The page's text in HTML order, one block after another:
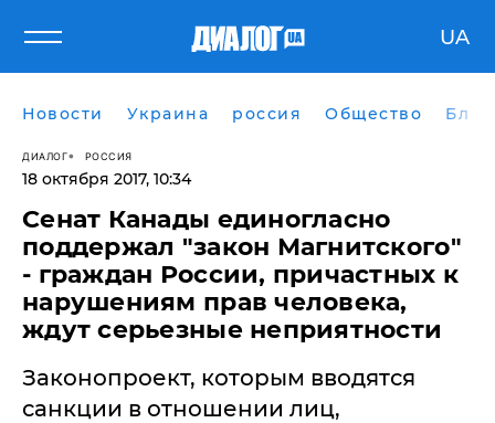
UA
Новости Украина россия Общество
ДИАЛОГ РОССИЯ
18 октября 2017, 10:34
Сенат Канады единогласно
поддержал "закон Магнитского"
- граждан России, причастных к
нарушениям прав человека,
ждут серьезные неприятности
Законопроект, которым вводятся
санкции в отношении лиц,